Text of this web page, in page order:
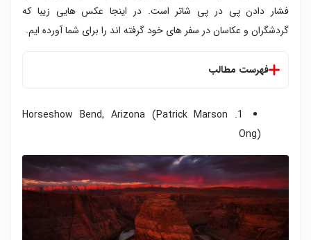
فشار دادن پی در پی شاتر است. در اینجا عکس هایی زیبا که
گردشگران و عکاسان در سفر های خود گرفته اند را برای شما آورده ایم.
فهرست مطالب
1. Horseshow Bend, Arizona (Patrick Marson
Ong)